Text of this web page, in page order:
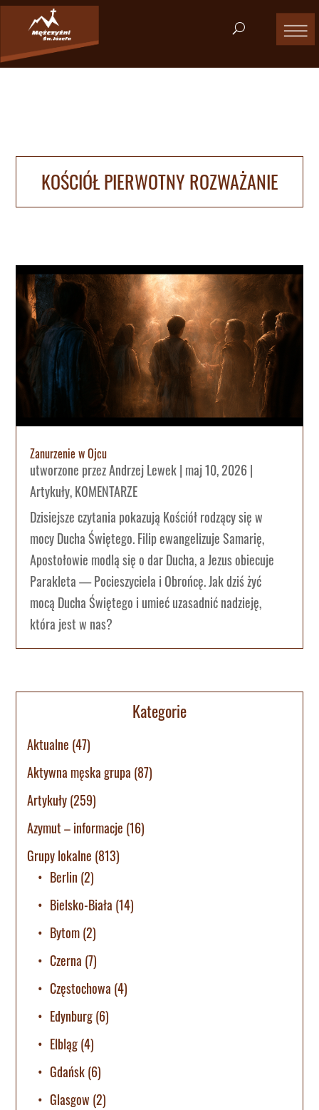
KOŚCIÓŁ PIERWOTNY ROZWAŻANIE
Zanurzenie w Ojcu
utworzone przezAndrzej Lewek| maj 10, 2026|
Artykuły,KOMENTARZE
Dzisiejsze czytania pokazują Kościół rodzący się w
mocy Ducha Świętego. Filip ewangelizuje Samarię,
Apostołowie modlą się o dar Ducha, a Jezus obiecuje
Parakleta — Pocieszyciela i Obrońcę. Jak dziś żyć
mocą Ducha Świętego i umieć uzasadnić nadzieję,
która jest w nas?
Kategorie
Aktualne (47)
Aktywna męska grupa (87)
Artykuły(259)
Azymut – informacje (16)
Grupy lokalne (813)
Berlin (2)
Bielsko-Biała (14)
Bytom(2)
Czerna (7)
Częstochowa (4)
Edynburg(6)
Elbląg(4)
Gdańsk(6)
Glasgow (2)